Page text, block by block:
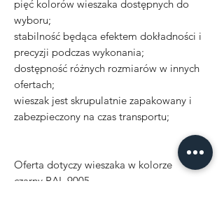
pięć kolorów wieszaka dostępnych do
wyboru;
stabilność będąca efektem dokładności i
precyzji podczas wykonania;
dostępność różnych rozmiarów w innych
ofertach;
wieszak jest skrupulatnie zapakowany i
zabezpieczony na czas transportu;
Oferta dotyczy wieszaka w kolorze
czarny RAL 9005